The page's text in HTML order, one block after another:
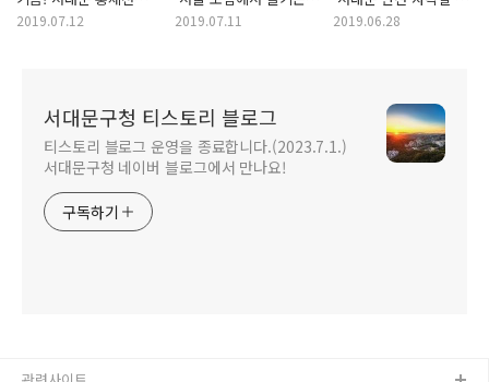
폭포장 현장!
2019.07.12
물놀이'
2019.07.11
스탬프투어는 덤으로~
2019.06.28
서대문구청 티스토리 블로그
티스토리 블로그 운영을 종료합니다.(2023.7.1.)
서대문구청 네이버 블로그에서 만나요!
구독하기